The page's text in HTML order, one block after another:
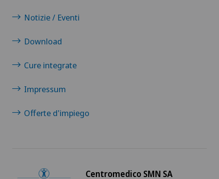
Notizie / Eventi
Download
Cure integrate
Impressum
Offerte d'impiego
Centromedico SMN SA